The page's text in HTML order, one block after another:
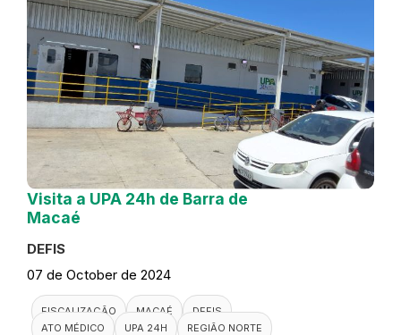
Visita a UPA 24h de Barra de
Macaé
DEFIS
07 de October de 2024
FISCALIZAÇÃO MACAÉ
DEFIS
ATO MÉDICO
UPA 24H REGIÃO NORTE